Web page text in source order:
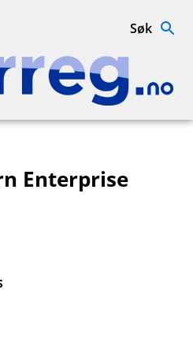
Interreg.no
Søk
Enterprise